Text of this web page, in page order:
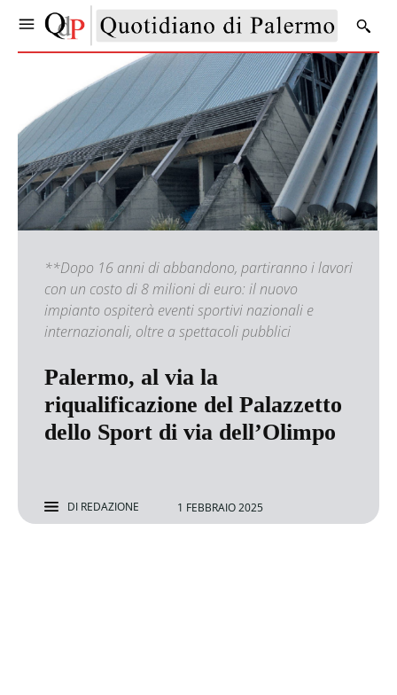
**Dopo 16 anni di abbandono, partiranno i lavori
con un costo di 8 milioni di euro: il nuovo
impianto ospiterà eventi sportivi nazionali e
internazionali, oltre a spettacoli pubblici
Palermo, al via la
riqualificazione del Palazzetto
dello Sport di via dell’Olimpo
DI REDAZIONE 1 FEBBRAIO 2025